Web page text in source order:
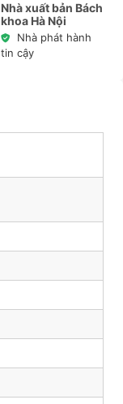
Nhà xuất bản Bách
khoa Hà Nội
Nhà phát hành
tin cậy